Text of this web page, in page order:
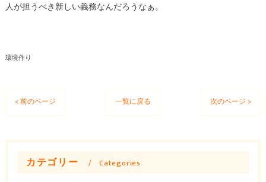
人が担うべき新しい義務なんだろうなぁ。
環境作り
< 前のページ 一覧に戻る 次のページ >
カテゴリー Categories